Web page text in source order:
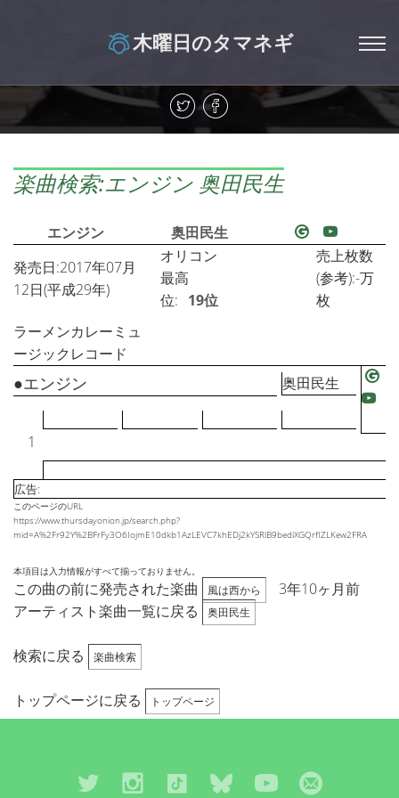
木曜日のタマネギ
楽曲検索:エンジン 奥田民生
エンジン
奥田民生
発売日:2017年07月
12日(平成29年)
オリコン
最高
位: 19位
売上枚数
(参考):-万
枚
ラーメンカレーミュ
ージックレコード
1
●エンジン 奥田民生
広告:
このページのURL
https://www.thursdayonion.jp/search.php?
mid=A%2Fr92Y%2BFrFy3O6IojmE10dkb1AzLEVC7khEDj2kYSRlB9bediXGQrfIZLKew2FRA
本項目は入力情報がすべて揃っておりません。
この曲の前に発売された楽曲 風は西から
3年10ヶ月前
アーティスト楽曲一覧に戻る
奥田民生
検索に戻る 楽曲検索
トップページに戻る トップページ